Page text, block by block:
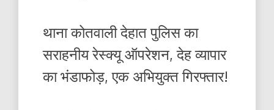
थाना कोतवाली देहात पुलिस का
सराहनीय रेस्क्यू ऑपरेशन, देह व्यापार
का भंडाफोड़, एक अभियुक्त गिरफ्तार!